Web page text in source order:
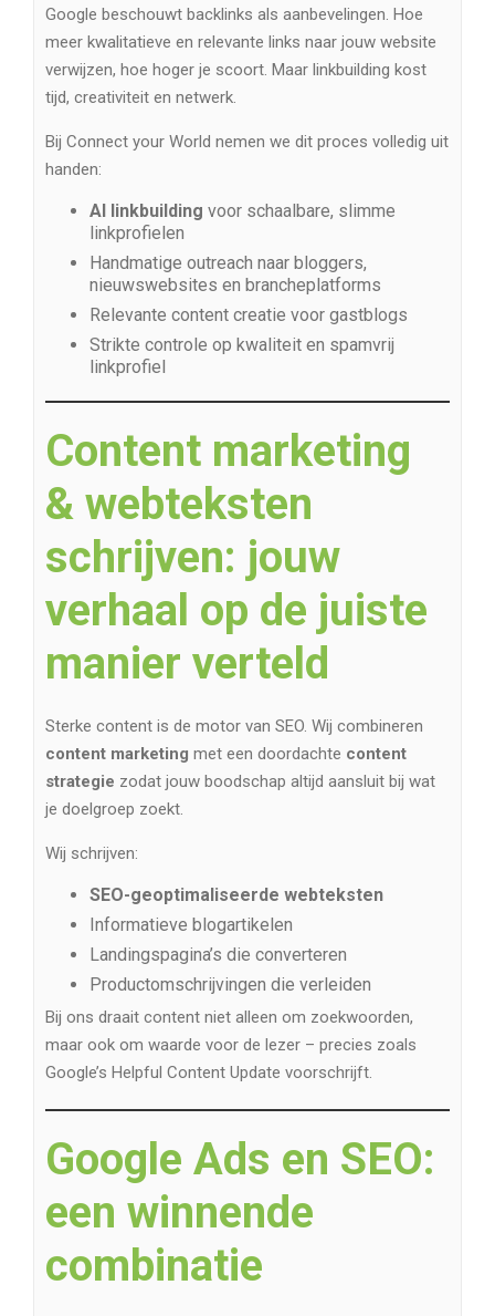
Google beschouwt backlinks als aanbevelingen. Hoe
meer kwalitatieve en relevante links naar jouw website
verwijzen, hoe hoger je scoort. Maar linkbuilding kost
tijd, creativiteit en netwerk.
Bij Connect your World nemen we dit proces volledig uit
handen:
AI linkbuilding voor schaalbare, slimme
linkprofielen
Handmatige outreach naar bloggers,
nieuwswebsites en brancheplatforms
Relevante content creatie voor gastblogs
Strikte controle op kwaliteit en spamvrij
linkprofiel
Content marketing
& webteksten
schrijven: jouw
verhaal op de juiste
manier verteld
Sterke content is de motor van SEO. Wij combineren
content marketing met een doordachte content
strategie zodat jouw boodschap altijd aansluit bij wat
je doelgroep zoekt.
Wij schrijven:
SEO-geoptimaliseerde webteksten
Informatieve blogartikelen
Landingspagina’s die converteren
Productomschrijvingen die verleiden
Bij ons draait content niet alleen om zoekwoorden,
maar ook om waarde voor de lezer – precies zoals
Google’s Helpful Content Update voorschrijft.
Google Ads en SEO:
een winnende
combinatie